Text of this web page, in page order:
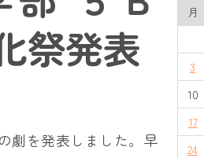
祭発表
劇を発表しました。早
月
3
10
17
24